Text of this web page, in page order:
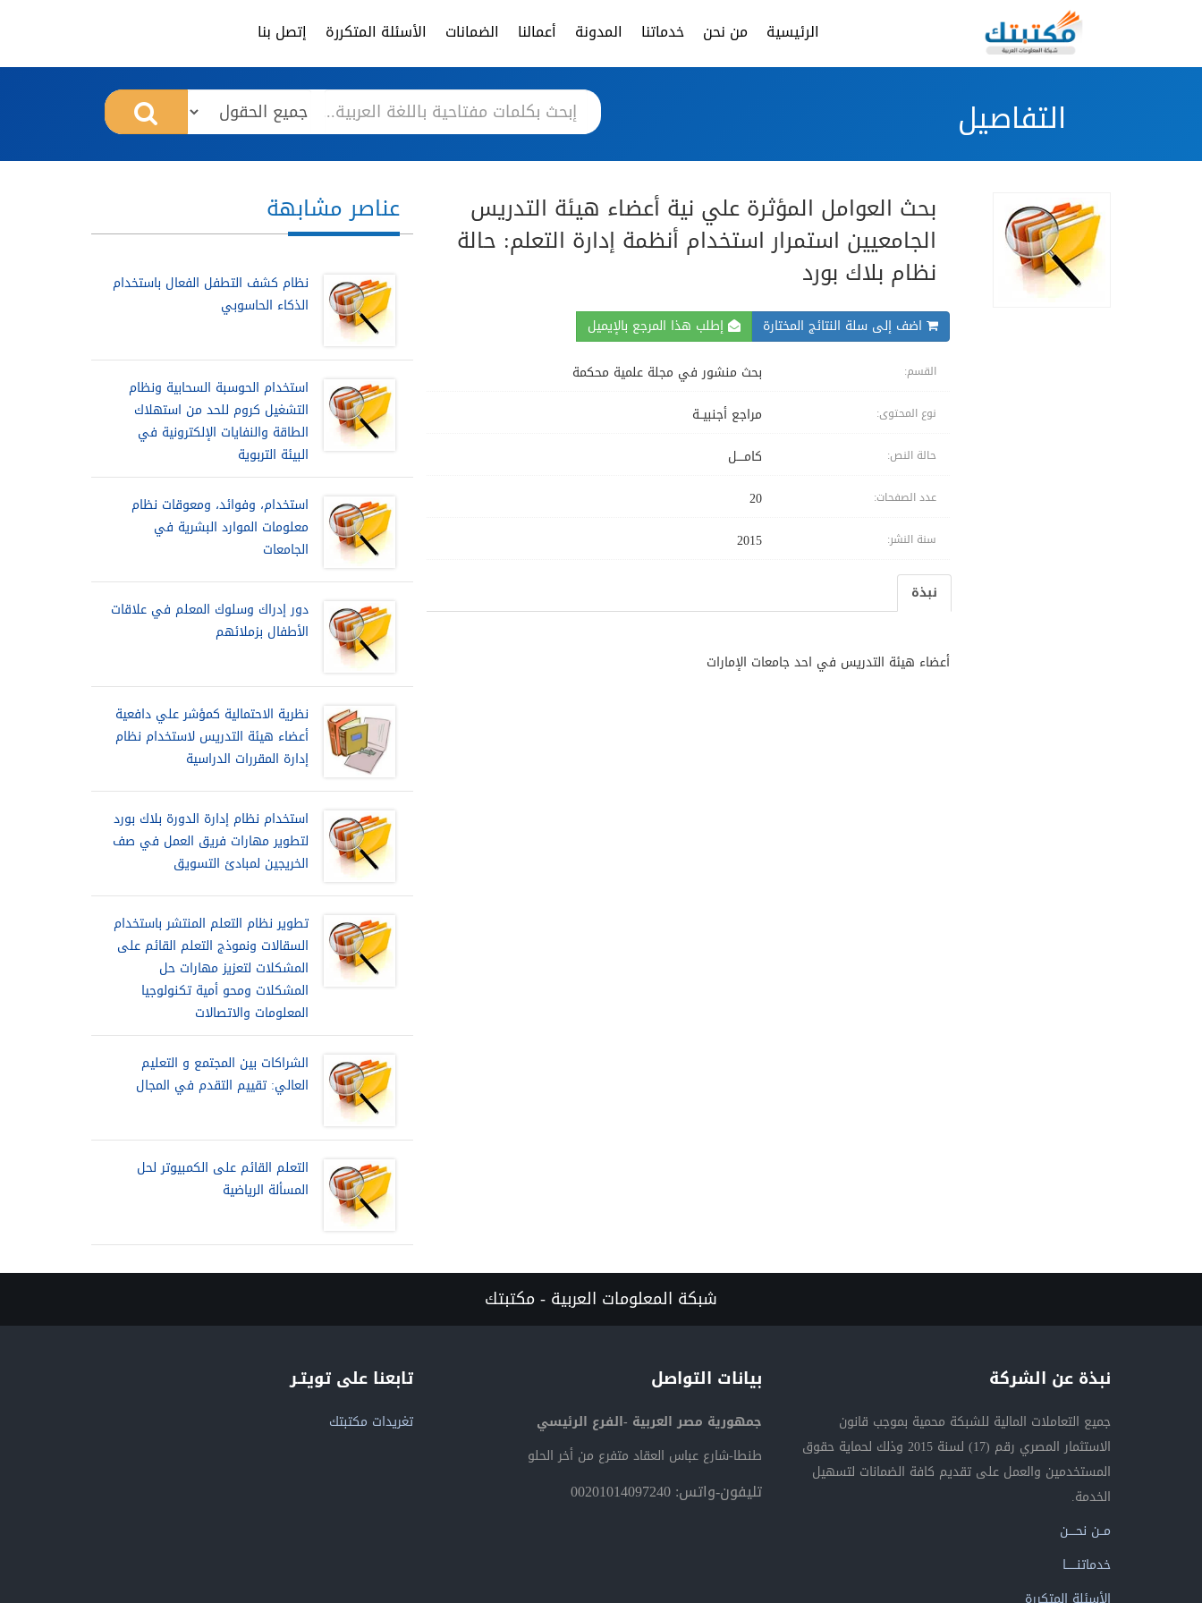
الرئيسية من نحن خدماتنا المدونة أعمالنا الضمانات الأسئلة المتكررة إتصل بنا
التفاصيل
بحث العوامل المؤثرة علي نية أعضاء هيئة التدريس
الجامعيين استمرار استخدام أنظمة إدارة التعلم: حالة
نظام بلاك بورد
اضف إلى سلة النتائج المختارة إطلب هذا المرجع بالإيميل
القسم: بحث منشور في مجلة علمية محكمة
نوع المحتوى: مراجع أجنبيــة
حالة النص: كامــــل
عدد الصفحات: 20
سنة النشر: 2015
نبذة
أعضاء هيئة التدريس في احد جامعات الإمارات
عناصر مشابهة
نظام كشف التطفل الفعال باستخدام
الذكاء الحاسوبي
استخدام الحوسبة السحابية ونظام
التشغيل كروم للحد من استهلاك
الطاقة والنفايات الإلكترونية في
البيئة التربوية
استخدام، وفوائد، ومعوقات نظام
معلومات الموارد البشرية في
الجامعات
دور إدراك وسلوك المعلم في علاقات
الأطفال بزملائهم
نظرية الاحتمالية كمؤشر علي دافعية
أعضاء هيئة التدريس لاستخدام نظام
إدارة المقررات الدراسية
استخدام نظام إدارة الدورة بلاك بورد
لتطوير مهارات فريق العمل في صف
الخريجين لمبادئ التسويق
تطوير نظام التعلم المنتشر باستخدام
السقالات ونموذج التعلم القائم على
المشكلات لتعزيز مهارات حل
المشكلات ومحو أمية تكنولوجيا
المعلومات والاتصالات
الشراكات بين المجتمع و التعليم
العالي: تقييم التقدم في المجال
التعلم القائم على الكمبيوتر لحل
المسألة الرياضية
شبكة المعلومات العربية - مكتبتك
نبذة عن الشركة
جميع التعاملات المالية للشبكة محمية بموجب قانون
الاستثمار المصري رقم (17) لسنة 2015 وذلك لحماية حقوق
المستخدمين والعمل على تقديم كافة الضمانات لتسهيل
الخدمة.
مــن نحــــن
خدماتنــــــا
بيانات التواصل
جمهورية مصر العربية -الفرع الرئيسي
طنطا-شارع عباس العقاد متفرع من أخر الحلو
تليفون-واتس: 00201014097240
تابعنا على تويتـر
تغريدات مكتبتك